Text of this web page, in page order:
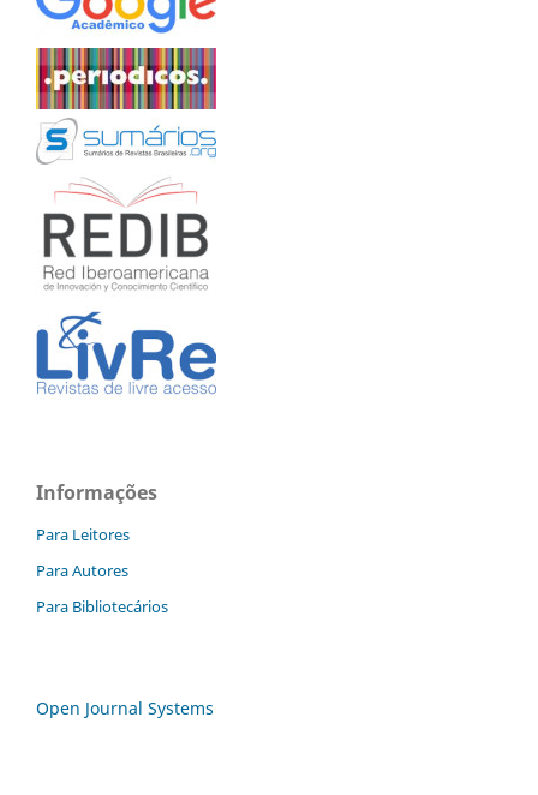
Informações
Para Leitores
Para Autores
Para Bibliotecários
Open Journal Systems